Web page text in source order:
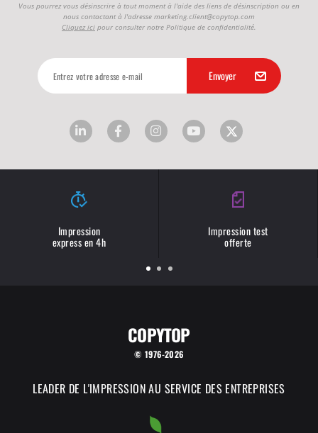
Vous pourrez vous désinscrire à tout moment à l'aide des liens de désinscription ou en
nous contactant à l'adresse marketing.client@copytop.com
Cliquez ici pour consulter notre Politique de confidentialité.
Impression
express en 4h
Impression test
offerte
COPYTOP
© 1976-2026
LEADER DE L'IMPRESSION AU SERVICE DES ENTREPRISES